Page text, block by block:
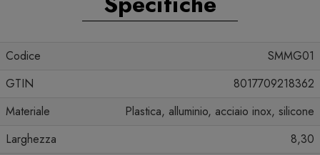
Codice
SMMG01
GTIN
8017709218362
Materiale
Plastica, alluminio, acciaio inox, silicone
Larghezza
8,30